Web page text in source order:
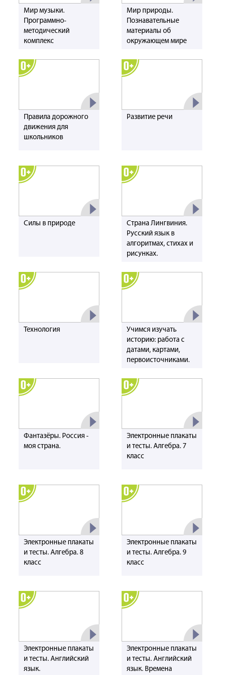
Мир музыки.
Программно-
методический
комплекс
Мир природы.
Познавательные
материалы об
окружающем мире
Правила дорожного
движения для
школьников
Развитие речи
Силы в природе
Страна Лингвиния.
Русский язык в
алгоритмах, стихах и
рисунках.
Технология
Учимся изучать
историю: работа с
датами, картами,
первоисточниками.
Фантазёры. Россия -
моя страна.
Электронные плакаты
и тесты. Алгебра. 7
класс
Электронные плакаты
и тесты. Алгебра. 8
класс
Электронные плакаты
и тесты. Алгебра. 9
класс
Электронные плакаты
и тесты. Английский
язык.
Электронные плакаты
и тесты. Английский
язык. Времена